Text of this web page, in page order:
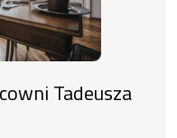
Tadeusza